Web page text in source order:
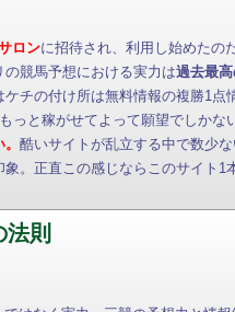
ロンに招待され、利用し始めたの
競馬予想における実力は過去最
チの付け所は無料情報の複勝1点
っと稼がせてよって願望でしかな
。酷いサイトが乱立する中で数少
。正直この感じならこのサイト1
則